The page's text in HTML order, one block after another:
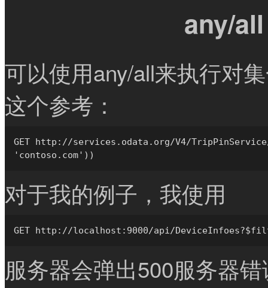
any/all
可以使用any/all来执行对
这个参考：
GET http://services.odata.org/V4/
对于我的例子，我使用
服务器会弹出500服务器